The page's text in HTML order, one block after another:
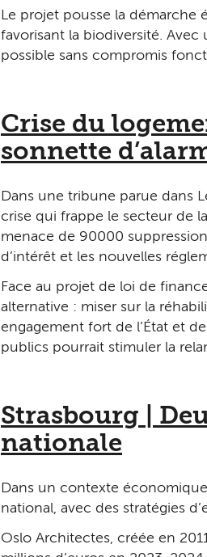
Le projet pousse la démarche
favorisant la biodiversité.
possible sans compromis
Crise du
sonnette
Dans une tribune parue dans
crise qui frappe le secteur de
menace de 90 000
d’intérêt et les nouvelles
Face au projet de loi de
alternative : miser sur la
engagement fort de l’État et
publics pourrait stimuler la
Strasbourg |
nationale
Dans un contexte
national, avec des stratégies
Oslo Architectes, créée en